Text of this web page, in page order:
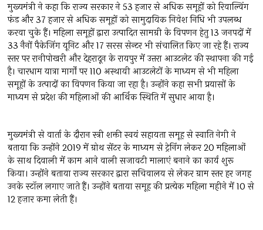
मुख्यमंत्री ने कहा कि राज्य सरकार ने 53 हजार से अधिक समूहों को रिवाल्विंग
फंड और 37 हजार से अधिक समूहों को सामुदायिक निवेश निधि भी उपलब्ध
करवा चुके हैं। महिला समूहों द्वारा उत्पादित सामग्री के विपणन हेतु 13 जनपदों में
33 नैनों पैकेजिंग यूनिट और 17 सरस सेन्टर भी संचालित किए जा रहे हैं। राज्य
स्तर पर रानीपोखरी और देहरादून के रायपुर में उत्तरा आउटलेट की स्थापना की गई
है। चारधाम यात्रा मार्गों पर 110 अस्थायी आउटलेटों के माध्यम से भी महिला
समूहों के उत्पादों का विपणन किया जा रहा है। उन्होंने कहा सभी प्रयासों के
माध्यम से प्रदेश की महिलाओं की आर्थिक स्थिति में सुधार आया है।
मुख्यमंत्री से वार्ता के दौरान स्त्री शक्ती स्वयं सहायता समूह से स्वाति नेगी ने
बताया कि उन्होंने 2019 में ग्रोथ सेंटर के माध्यम से ट्रेनिंग लेकर 20 महिलाओं
के साथ दिवाली में काम आने वाली सजावटी मालाएं बनाने का कार्य शुरू
किया। उन्होंने बताया राज्य सरकार द्वारा सचिवालय से लेकर ग्राम स्तर हर जगह
उनके स्टॉल लगाए जाते हैं। उन्होंने बताया समूह की प्रत्येक महिला महीने में 10 से
12 हज़ार कमा लेती हैं।